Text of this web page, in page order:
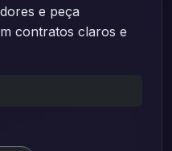
e peça
contratos claros e